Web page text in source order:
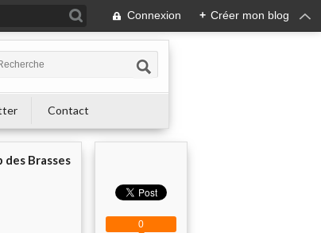
Connexion + Créer mon blog
Contact
Brasses
0